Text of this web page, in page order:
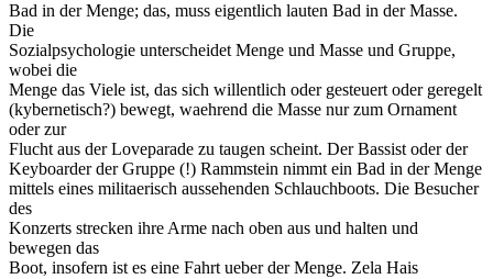
Bad in der Menge; das, muss eigentlich lauten Bad in der Masse.
Die
Sozialpsychologie unterscheidet Menge und Masse und Gruppe,
wobei die
Menge das Viele ist, das sich willentlich oder gesteuert oder geregelt
(kybernetisch?) bewegt, waehrend die Masse nur zum Ornament
oder zur
Flucht aus der Loveparade zu taugen scheint. Der Bassist oder der
Keyboarder der Gruppe (!) Rammstein nimmt ein Bad in der Menge
mittels eines militaerisch aussehenden Schlauchboots. Die Besucher
des
Konzerts strecken ihre Arme nach oben aus und halten und
bewegen das
Boot, insofern ist es eine Fahrt ueber der Menge. Zela Hais